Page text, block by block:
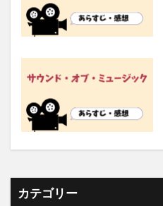
カテゴリー